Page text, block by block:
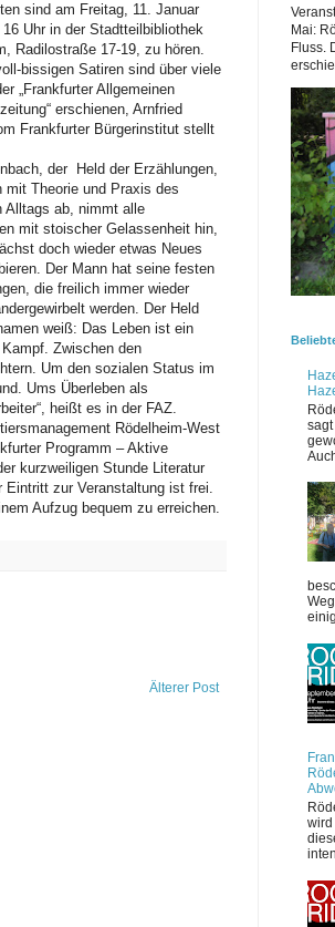
sind am Freitag, 11. Januar
Uhr in der Stadtteilbibliothek
Radilostraße 17-19, zu hören.
bissigen Satiren sind über viele
„Frankfurter Allgemeinen
erschienen, Arnfried
Frankfurter Bürgerinstitut stellt
der Held der Erzählungen,
mit Theorie und Praxis des
Alltags ab, nimmt alle
mit stoischer Gelassenheit hin,
doch wieder etwas Neues
Der Mann hat seine festen
die freilich immer wieder
werden. Der Held
weiß: Das Leben ist ein
Zwischen den
Um den sozialen Status im
Ums Überleben als
heißt es in der FAZ.
Rödelheim-West
Programm – Aktive
kurzweiligen Stunde Literatur
Eintritt zur Veranstaltung ist frei.
Aufzug bequem zu erreichen.
Älterer Post
Mai:
Fluss.
Auch
wird